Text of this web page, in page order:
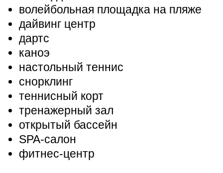
волейбольная площадка на пляже
дайвинг центр
дартс
каноэ
настольный теннис
снорклинг
теннисный корт
тренажерный зал
открытый бассейн
SPA-салон
фитнес-центр